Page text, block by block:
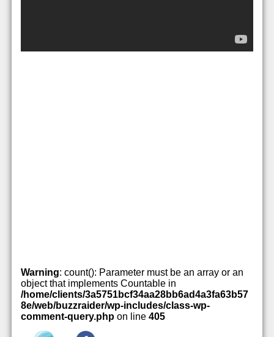
Warning: count(): Parameter must be an array or an
object that implements Countable in
/home/clients/3a5751bcf34aa28bb6ad4a3fa63b57
8e/web/buzzraider/wp-includes/class-wp-
comment-query.php on line 405